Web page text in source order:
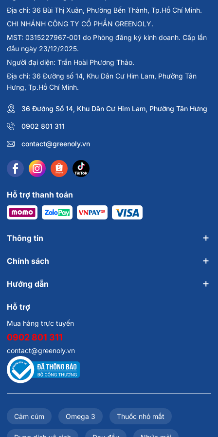
Địa chỉ: 36 Bùi Thị Xuân, Phường Bến Thành, Tp.Hồ Chí Minh.
CHI NHÁNH CÔNG TY CỔ PHẦN GREENOLY.
MST: 0315227967-001 do Phòng đăng ký kinh doanh. Cấp lần
đầu ngày 23/12/2025.
Người đại diện: Trần Hoài Phương Thảo.
Địa chỉ: 36 Đường số 14, Khu Dân Cư Him Lam, Phường Tân
Hưng, Tp.Hồ Chí Minh.
36 Đường Số 14, Khu Dân Cư Him Lam, Phường Tân Hưng
0902 801 311
contact@greenoly.vn
Hỗ trợ thanh toán
Thông tin
Chính sách
Hướng dẫn
Hỗ trợ
Mua hàng trực tuyến
0902 801 311
contact@greenoly.vn
Cảm cúm Omega 3 Thuốc nhỏ mắt